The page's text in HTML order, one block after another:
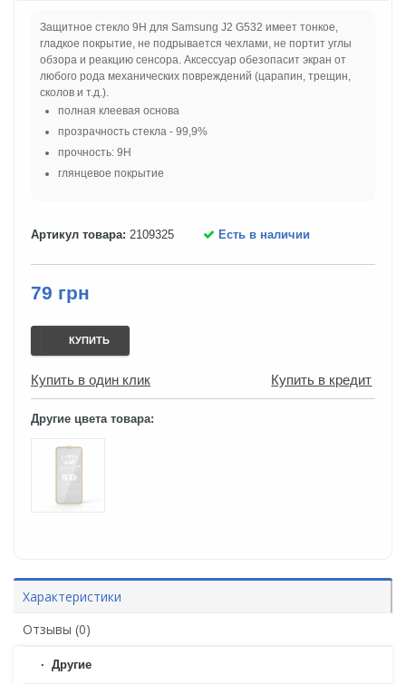
Защитное стекло 9H для Samsung J2 G532 имеет тонкое,
гладкое покрытие, не подрывается чехлами, не портит углы
обзора и реакцию сенсора. Аксессуар обезопасит экран от
любого рода механических повреждений (царапин, трещин,
сколов и т.д.).
полная клеевая основа
прозрачность стекла - 99,9%
прочность: 9H
глянцевое покрытие
Артикул товара: 2109325 Есть в наличии
79 грн
КУПИТЬ
Купить в один клик Купить в кредит
Другие цвета товара:
Характеристики
Отзывы (0)
Другие